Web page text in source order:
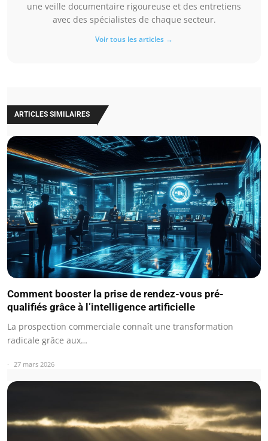
une veille documentaire rigoureuse et des entretiens
avec des spécialistes de chaque secteur.
Voir tous les articles →
ARTICLES SIMILAIRES
Comment booster la prise de rendez-vous pré-
qualifiés grâce à l’intelligence artificielle
La prospection commerciale connaît une transformation
radicale grâce aux…
27 mars 2026